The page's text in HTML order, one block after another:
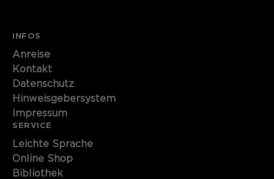
INFOS
Anreise
Kontakt
Datenschutz
Hinweisgebersystem
Impressum
SERVICE
Leichte Sprache
Online Shop
Bibliothek